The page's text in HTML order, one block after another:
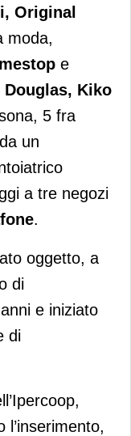
Original
moda,
e
Douglas, Kiko
5 fra
un
a tre negozi
.
oggetto, a
di
e iniziato
di